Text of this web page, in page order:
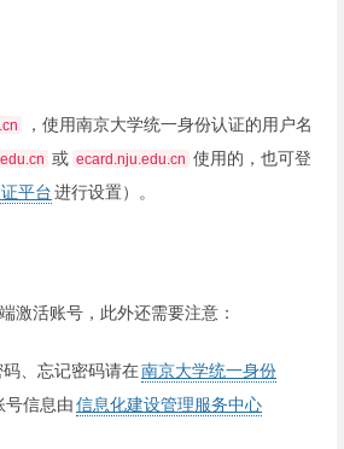
，使用南京大学统一身份认证的用户名
或 ecard.nju.edu.cn 使用的，也可登
平台进行设置）。
激活账号，此外还需要注意：
、忘记密码请在南京大学统一身份
号信息由信息化建设管理服务中心